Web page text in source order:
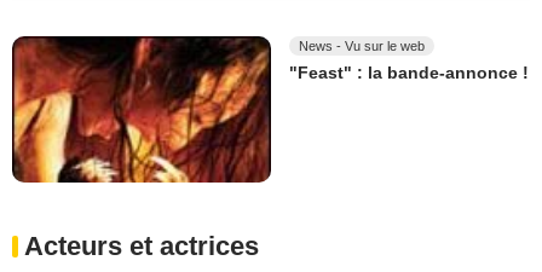
News - Vu sur le web
"Feast" : la bande-annonce !
Acteurs et actrices